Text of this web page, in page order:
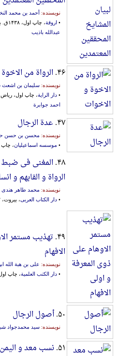
نویسنده: أحمد بن محمد
• اروقة، چاپ اول، ۱۴۳۸ق. برابر 2017م.، با مقدمه:
عبدالله باذیب
۴۶. الرواة من
نویسنده: سلیمان بن اشعث
• دار الرایة، چاپ اول، ریاض، 1988م.، 3 جلد،
احمد جوابرة
۴۷. عدة الرجال
نویسنده: محسن بن حسن
• موسسه اسماعیلیان، چاپ
۴۸. المغنی فی ضبط
الرواة و القابهم و
نویسنده: محمد طاهر هندی
• دار الکتاب العربی، بیروت، ۱۴۰۲ق.
۴۹. تهذیب مستمر
الافهام
نویسنده: علی بن هبة الله
• دار الکتب العلمیة، چاپ اول،
۵۰. أصول الرجال
نویسنده: سید محمدجواد
۵۱. نسب معد و الیمن